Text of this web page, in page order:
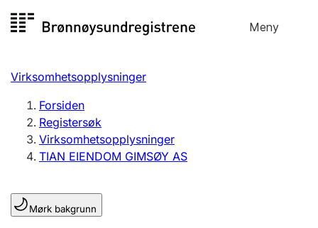
til
Meny
Registersøk
Aksjeselskap
Enkeltpersonforetak
Registrere, endre, slette
Lag og forening
Virksomhetsopplysninger
Forsiden
Registersøk
Virksomhetsopplysninger
TIAN EIENDOM GIMSØY AS
Mørk bakgrunn